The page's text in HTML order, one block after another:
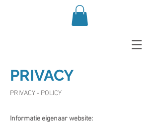
PRIVACY
PRIVACY - POLICY
Informatie eigenaar website: